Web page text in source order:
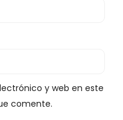
y web en este
comente.